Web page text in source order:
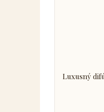
Luxusný